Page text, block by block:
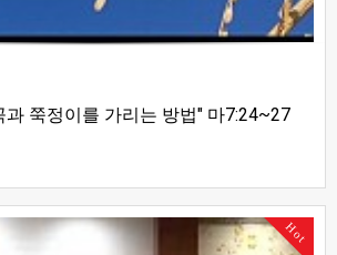
과 쭉정이를 가리는 방법" 마7:24~27
Hot